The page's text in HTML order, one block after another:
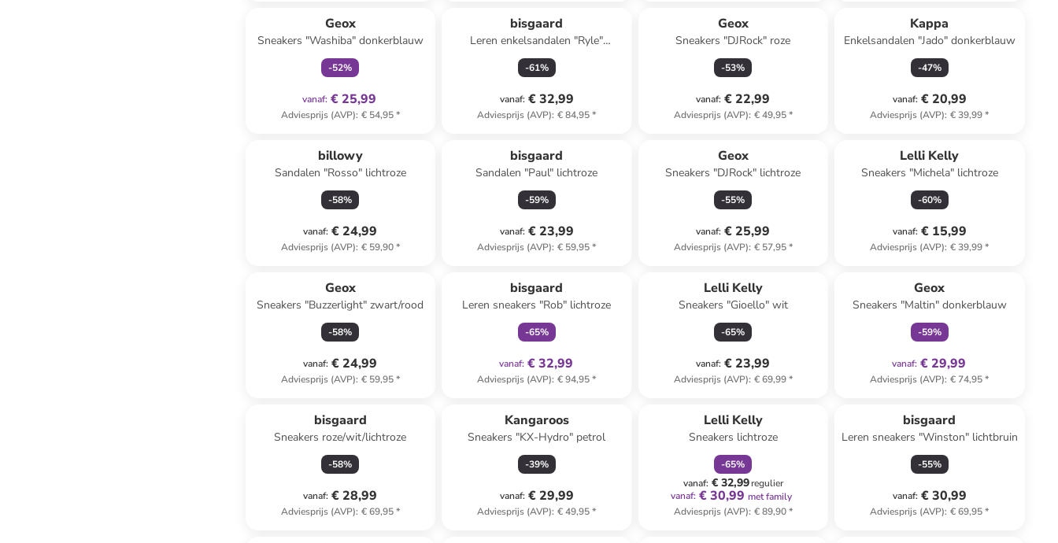
Geox
Sneakers "Washiba" donkerblauw
-52%
vanaf: € 25,99
Adviesprijs (AVP): € 54,95*
bisgaard
Leren enkelsandalen "Ryle"
lichtbruin
-61%
vanaf: € 32,99
Adviesprijs (AVP): € 84,95*
Geox
Sneakers "DJRock" roze
-53%
vanaf: € 22,99
Adviesprijs (AVP): € 49,95*
Kappa
Enkelsandalen "Jado" donkerblauw
-47%
vanaf: € 20,99
Adviesprijs (AVP): € 39,99*
billowy
Sandalen "Rosso" lichtroze
-58%
vanaf: € 24,99
Adviesprijs (AVP): € 59,90*
bisgaard
Sandalen "Paul" lichtroze
-59%
vanaf: € 23,99
Adviesprijs (AVP): € 59,95*
Geox
Sneakers "DJRock" lichtroze
-55%
vanaf: € 25,99
Adviesprijs (AVP): € 57,95*
Lelli Kelly
Sneakers "Michela" lichtroze
-60%
vanaf: € 15,99
Adviesprijs (AVP): € 39,99*
Geox
Sneakers "Buzzerlight" zwart/rood
-58%
vanaf: € 24,99
Adviesprijs (AVP): € 59,95*
bisgaard
Leren sneakers "Rob" lichtroze
-65%
vanaf: € 32,99
Adviesprijs (AVP): € 94,95*
Lelli Kelly
Sneakers "Gioello" wit
-65%
vanaf: € 23,99
Adviesprijs (AVP): € 69,99*
Geox
Sneakers "Maltin" donkerblauw
-59%
vanaf: € 29,99
Adviesprijs (AVP): € 74,95*
bisgaard
Sneakers roze/wit/lichtroze
-58%
vanaf: € 28,99
Adviesprijs (AVP): € 69,95*
Kangaroos
Sneakers "KX-Hydro" petrol
-39%
vanaf: € 29,99
Adviesprijs (AVP): € 49,95*
Lelli Kelly
Sneakers lichtroze
-65%
vanaf: € 32,99regulier
vanaf: € 30,99 met family
Adviesprijs (AVP): € 89,90*
bisgaard
Leren sneakers "Winston" lichtbruin
-55%
vanaf: € 30,99
Adviesprijs (AVP): € 69,95*